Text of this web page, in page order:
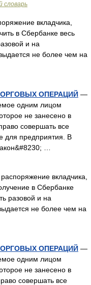
словарь
вкладчика,
в Сбербанке весь
и на
не более чем на
ОПЕРАЦИЙ —
одним лицом
не занесено в
совершать все
для предприятия. В
…
вкладчика,
в Сбербанке
разовой и на
не более чем на
ОПЕРАЦИЙ —
одним лицом
не занесено в
совершать все